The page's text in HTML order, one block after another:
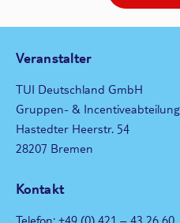
Veranstalter
TUI Deutschland GmbH
Gruppen- & Incentiveabteilung
Hastedter Heerstr. 54
28207 Bremen
Kontakt
Telefon: +49 (0) 421 – 43 26 60